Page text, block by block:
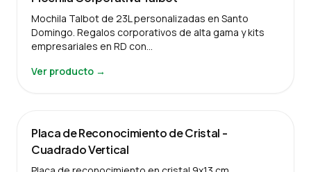
Mochila Talbot de 23L personalizadas en Santo
Domingo. Regalos corporativos de alta gama y kits
empresariales en RD con…
Ver producto →
Placa de Reconocimiento de Cristal -
Cuadrado Vertical